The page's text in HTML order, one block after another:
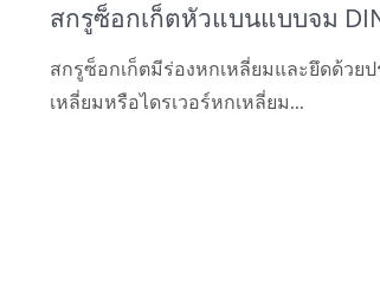
สกรูซ็อกเก็ตหัวแบนแบบจม
สกรูซ็อกเก็ตมีร่องหกเหลี่ยมและยึดด้วย
เหลี่ยมหรือไดรเวอร์หกเหลี่ยม...